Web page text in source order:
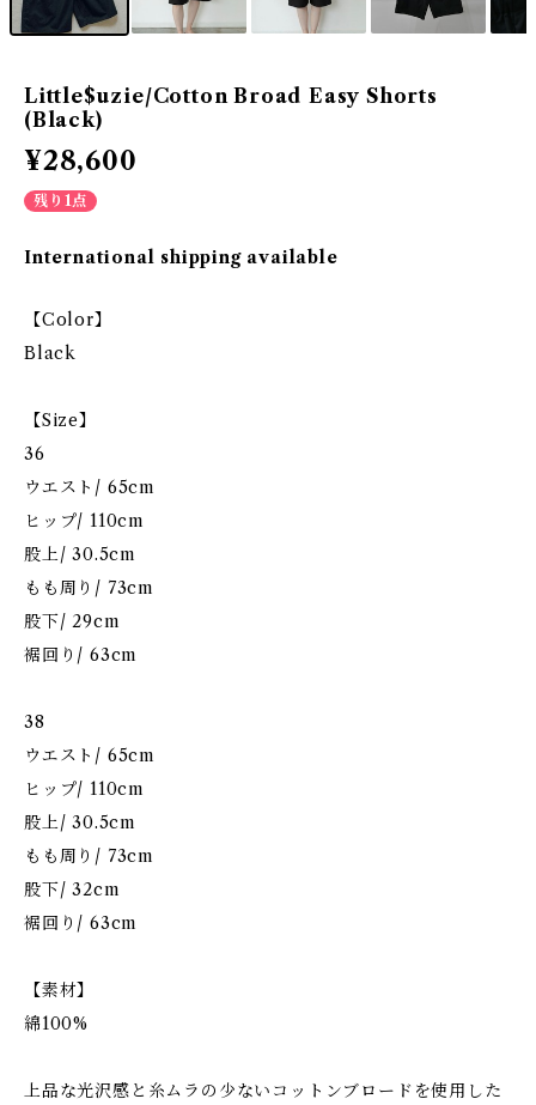
Little$uzie/Cotton Broad Easy Shorts
(Black)
¥28,600
残り1点
International shipping available
【Color】
Black
【Size】
36
ウエスト/ 65cm
ヒップ/ 110cm
股上/ 30.5cm
もも周り/ 73cm
股下/ 29cm
裾回り/ 63cm
38
ウエスト/ 65cm
ヒップ/ 110cm
股上/ 30.5cm
もも周り/ 73cm
股下/ 32cm
裾回り/ 63cm
【素材】
綿100%
上品な光沢感と糸ムラの少ないコットンブロードを使用した